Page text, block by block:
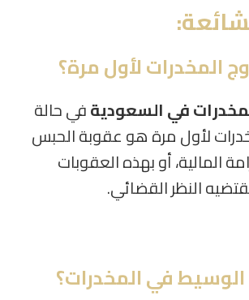
المخدرات لأول مرة؟
في السعوديةفي حالة
لأول مرة هو عقوبة الحبس
المالية، أو بهذه العقوبات
النظر القضائي.
في المخدرات؟